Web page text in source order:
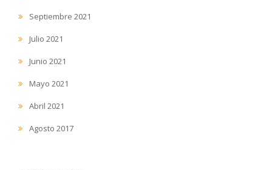
Septiembre 2021
Julio 2021
Junio 2021
Mayo 2021
Abril 2021
Agosto 2017